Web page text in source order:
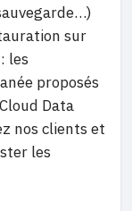
sur
les
proposés
Data
nos clients et
les